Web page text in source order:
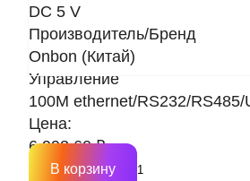
DC 5 V
Производитель/Бренд
Onbon (Китай)
Управление
100M ethernet/RS232/RS485/
Цена:
6 993.60 ₽
В корзину